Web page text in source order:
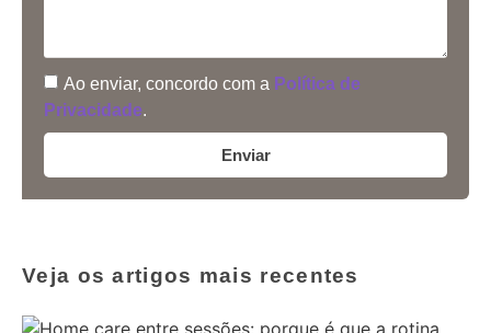
Ao enviar, concordo com a Política de
Privacidade
Enviar
Veja os artigos mais recentes